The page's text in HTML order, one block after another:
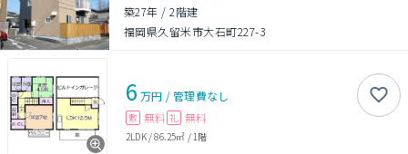
築27年 /2階建
福岡県久留米市大石町227-3
6 万円 /管理費なし
敷 無料 礼 無料
2LDK/86.25㎡ / 1階